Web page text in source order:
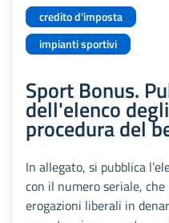
credito d'imposta
impianti sportivi
Sport Bonus.
dell'elenco
procedura del
In allegato, si pubblica
con il numero seriale,
erogazioni liberali in